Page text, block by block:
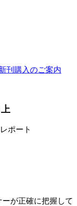
刊購入のご案内
ポート
が正確に把握して